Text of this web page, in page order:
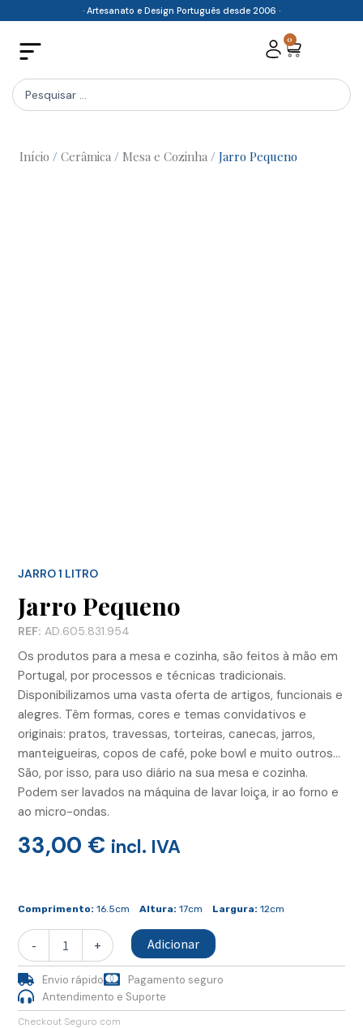
content
· Artesanato e Design Português desde 2006 ·
0
Cart
Search
...
Início / Cerâmica / Mesa e Cozinha / Jarro Pequeno
JARRO 1 LITRO
Jarro Pequeno
REF: AD.605.831.954
Os produtos para a mesa e cozinha, são feitos à mão em
Portugal, por processos e técnicas tradicionais.
Disponibilizamos uma vasta oferta de artigos, funcionais e
alegres. Têm formas, cores e temas convidativos e
originais: pratos, travessas, torteiras, canecas, jarros,
manteigueiras, copos de café, poke bowl e muito outros…
São, por isso, para uso diário na sua mesa e cozinha.
Podem ser lavados na máquina de lavar loiça, ir ao forno e
ao micro-ondas.
33,00 € incl. IVA
Comprimento: 16.5cm Altura: 17cm Largura: 12cm
-
Jarro
Pequeno
+ Adicionar
Envio rápido
Pagamento seguro
Antendimento e Suporte
Checkout Seguro com